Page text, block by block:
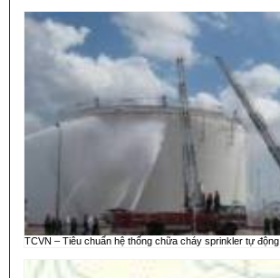
TCVN – Tiêu chuẩn hệ thống chữa cháy sprinkler tự động